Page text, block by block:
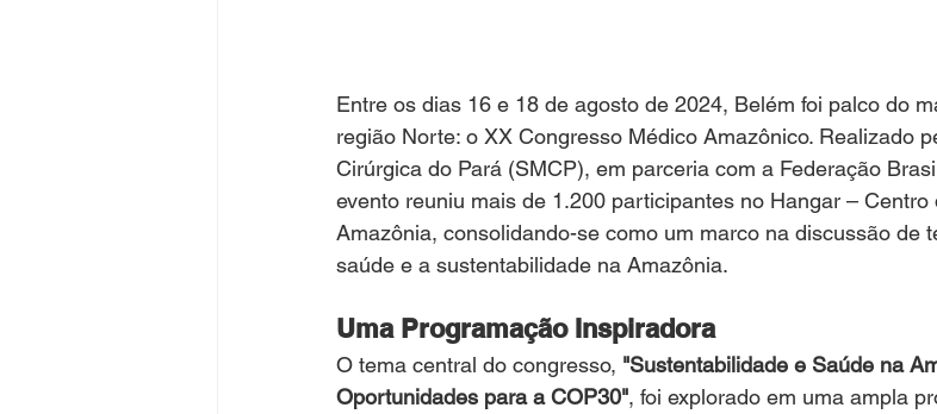
Entre os dias 16 e 18 de agosto de 2024, Belém foi palco do
região Norte: o XX Congresso Médico Amazônico. Realizado
Cirúrgica do Pará (SMCP), em parceria com a Federação
evento reuniu mais de 1.200 participantes no Hangar –
Amazônia, consolidando-se como um marco na discussão de
saúde e a sustentabilidade na Amazônia.
Uma Programação Inspiradora
O tema central do congresso, "Sustentabilidade e Saúde na
Oportunidades para a COP30", foi explorado em uma ampla